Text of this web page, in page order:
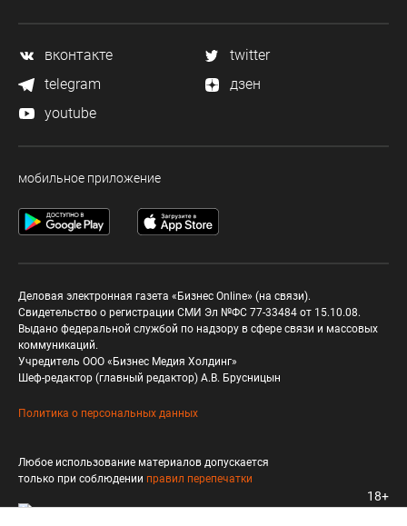
вконтакте
twitter
telegram
дзен
youtube
мобильное приложение
Деловая электронная газета «Бизнес Online» (на связи).
Свидетельство о регистрации СМИ Эл №ФС 77-33484 от 15.10.08.
Выдано федеральной службой по надзору в сфере связи и массовых
коммуникаций.
Учредитель ООО «Бизнес Медия Холдинг»
Шеф-редактор (главный редактор) А.В. Брусницын
Политика о персональных данных
Любое использование материалов допускается
только при соблюдении правил перепечатки
18+